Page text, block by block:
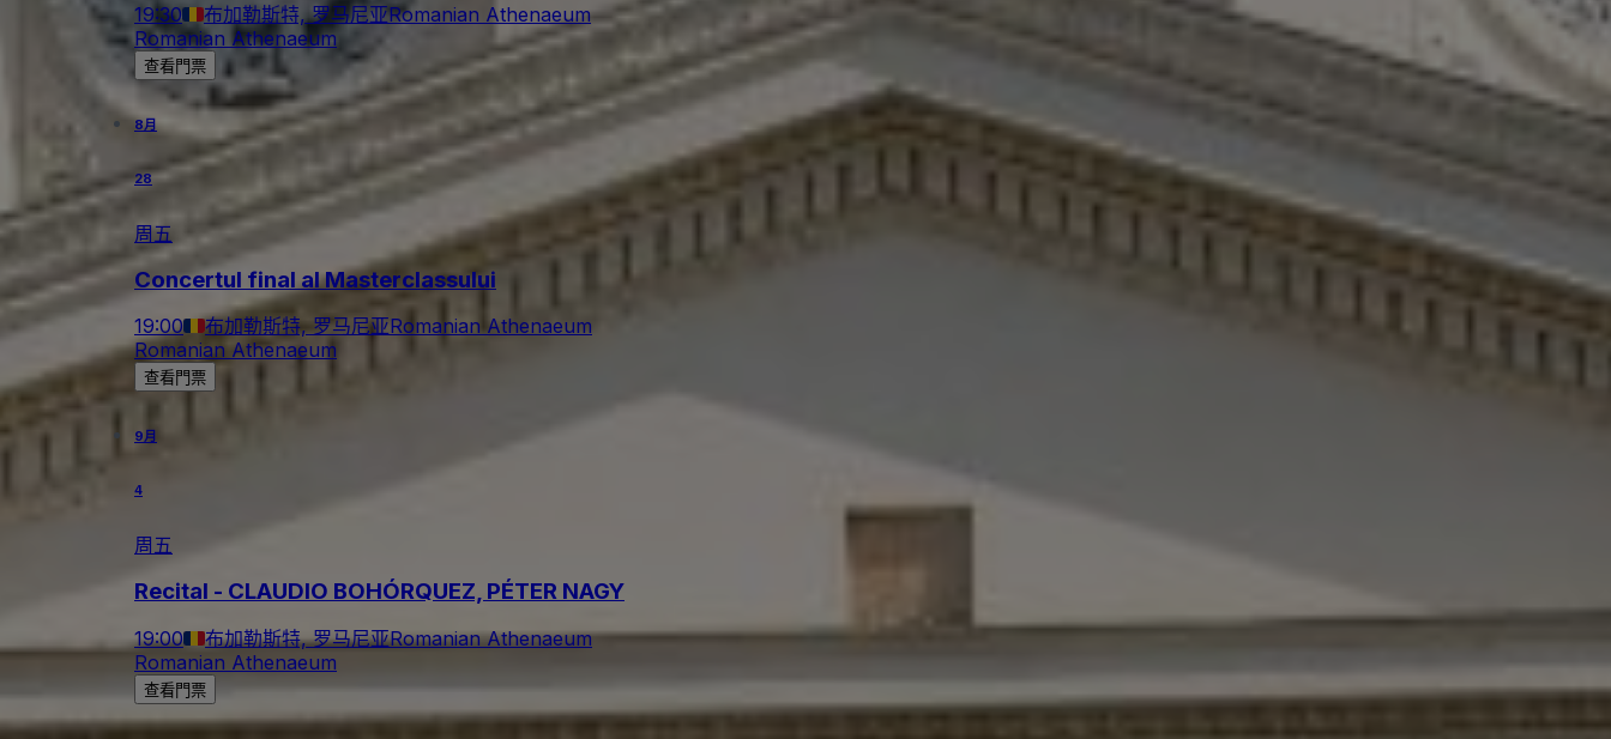
19:30 布加勒斯特, 罗马尼亚Romanian Athenaeum
Romanian Athenaeum
查看門票
8月
28
周五
Concertul final al Masterclassului
19:00 布加勒斯特, 罗马尼亚Romanian Athenaeum
Romanian Athenaeum
查看門票
9月
4
周五
Recital - CLAUDIO BOHÓRQUEZ, PÉTER NAGY
19:00 布加勒斯特, 罗马尼亚Romanian Athenaeum
Romanian Athenaeum
查看門票